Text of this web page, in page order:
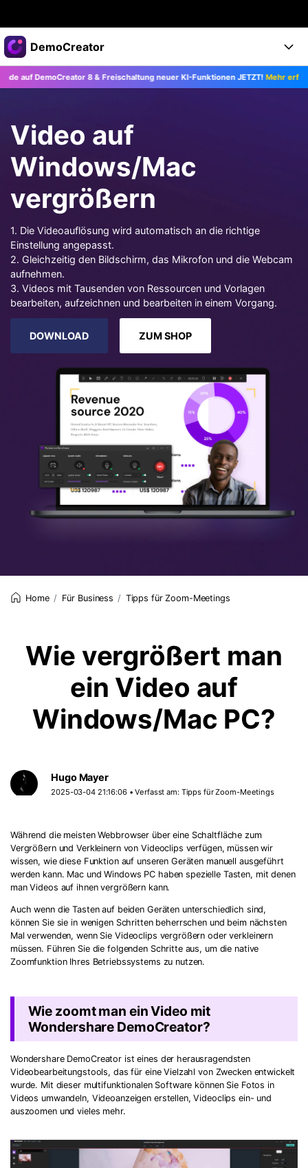
Top-Produkte
KI-gestützte digitale Kreativität
Dienstprogramme
Business
Lösungen
Presseraum
DemoCreator
Produkte
Funktionen
Alle Funktionen >
KI-Funktionen
KI Tipps
DemoCreator für
Mehr Lösungen finden >
Hilfezentrum
Los geht's
Support
Upgrade auf DemoCreator 8
DOWNLOAD JETZT KAUFENAnmelden
DemoCreator 8 & Freischaltung neuer KI-Funktionen JETZT!Mehr erfahren
Video auf
Windows/Mac
vergrößern
1. Die Videoauflösung wird automatisch an die richtige
Einstellung angepasst.
2. Gleichzeitig den Bildschirm, das Mikrofon und die Webcam
aufnehmen.
3. Videos mit Tausenden von Ressourcen und Vorlagen
bearbeiten, aufzeichnen und bearbeiten in einem Vorgang.
DOWNLOAD ZUM SHOP
Home Für Business Tipps für Zoom-Meetings
Wie vergrößert man
ein Video auf
Windows/Mac PC?
Hugo Mayer
2025-03-04 21:16:06 • Verfasst am: Tipps für Zoom-Meetings
Während die meisten Webbrowser über eine Schaltfläche zum
Vergrößern und Verkleinern von Videoclips verfügen, müssen wir
wissen, wie diese Funktion auf unseren Geräten manuell ausgeführt
werden kann. Mac und Windows PC haben spezielle Tasten, mit denen
man Videos auf ihnen vergrößern kann.
Auch wenn die Tasten auf beiden Geräten unterschiedlich sind,
können Sie sie in wenigen Schritten beherrschen und beim nächsten
Mal verwenden, wenn Sie Videoclips vergrößern oder verkleinern
müssen. Führen Sie die folgenden Schritte aus, um die native
Zoomfunktion Ihres Betriebssystems zu nutzen.
Wie zoomt man ein Video mit
Wondershare DemoCreator?
Wondershare DemoCreator ist eines der herausragendsten
Videobearbeitungstools, das für eine Vielzahl von Zwecken entwickelt
wurde. Mit dieser multifunktionalen Software können Sie Fotos in
Videos umwandeln, Videoanzeigen erstellen, Videoclips ein- und
auszoomen und vieles mehr.